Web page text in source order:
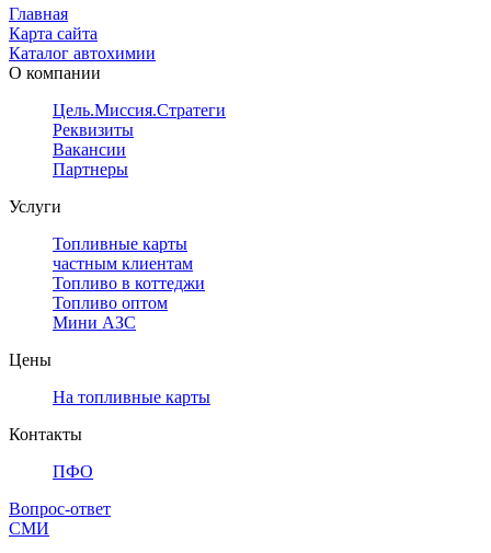
Главная
Карта сайта
Каталог автохимии
О компании
Цель.Миссия.Стратегия.
Реквизиты
Вакансии
Партнеры
Услуги
Топливные карты
частным клиентам
Топливо в коттеджи
Топливо оптом
Мини АЗС
Цены
На топливные карты
Контакты
ПФО
Вопрос-ответ
СМИ